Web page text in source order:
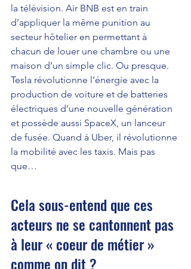
la télévision. Air BNB est en train
d’appliquer la même punition au
secteur hôtelier en permettant à
chacun de louer une chambre ou une
maison d’un simple clic. Ou presque.
Tesla révolutionne l’énergie avec la
production de voiture et de batteries
électriques d’une nouvelle génération
et possède aussi SpaceX, un lanceur
de fusée. Quand à Uber, il révolutionne
la mobilité avec les taxis. Mais pas
que…
Cela sous-entend que ces
acteurs ne se cantonnent pas
à leur « coeur de métier »
comme on dit ?